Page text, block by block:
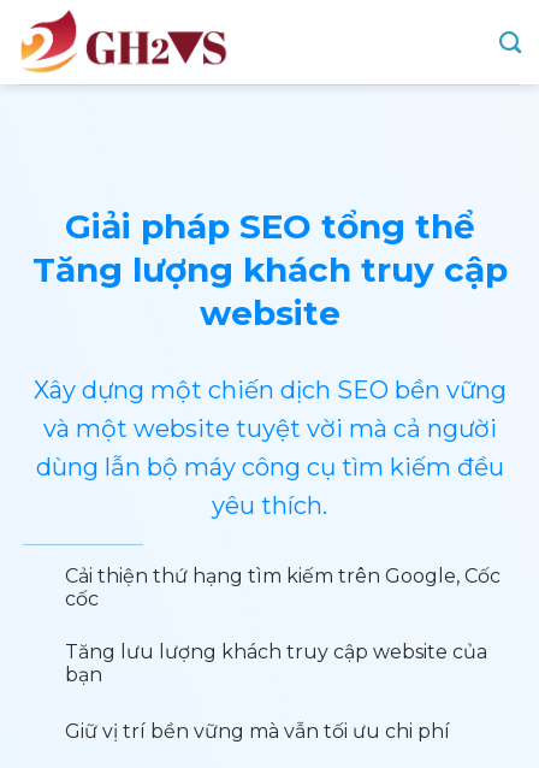
content
Giải pháp SEO tổng thể
Tăng lượng khách truy cập
website
Xây dựng một chiến dịch SEO bền vững
và một website tuyệt vời mà cả người
dùng lẫn bộ máy công cụ tìm kiếm đều
yêu thích.
Cải thiện thứ hạng tìm kiếm trên Google, Cốc
cốc
Tăng lưu lượng khách truy cập website của
bạn
Giữ vị trí bền vững mà vẫn tối ưu chi phí